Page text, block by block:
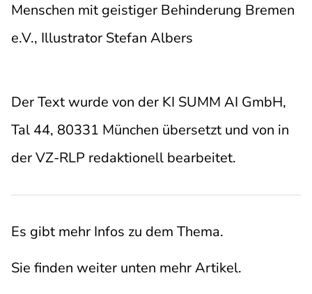
Menschen mit geistiger Behinderung Bremen
e.V., Illustrator Stefan Albers
Der Text wurde von der KI SUMM AI GmbH,
Tal 44, 80331 München übersetzt und von in
der VZ-RLP redaktionell bearbeitet.
Es gibt mehr Infos zu dem Thema.
Sie finden weiter unten mehr Artikel.